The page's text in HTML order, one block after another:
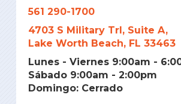
561 290-1700
4703 S Military Trl, Suite A,
Lake Worth Beach, FL 33463
Lunes - Viernes 9:00am -
Sábado 9:00am - 2:00pm
Domingo: Cerrado